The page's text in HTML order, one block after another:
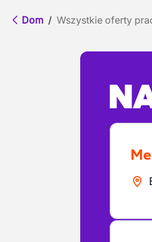
Dom / Wszystkie oferty